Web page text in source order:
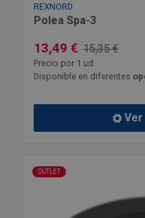
REXNORD
Polea Spa-3
13,49 € 15,35 €
Precio por 1 ud
Disponible en diferentes
Ver
OUTLET